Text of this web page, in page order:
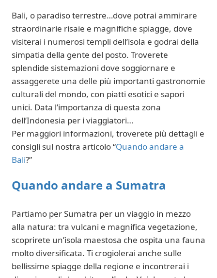
Bali, o paradiso terrestre…dove potrai ammirare
straordinarie risaie e magnifiche spiagge, dove
visiterai i numerosi templi dell’isola e godrai della
simpatia della gente del posto. Troverete
splendide sistemazioni dove soggiornare e
assaggerete una delle più importanti gastronomie
culturali del mondo, con piatti esotici e sapori
unici. Data l’importanza di questa zona
dell’Indonesia per i viaggiatori…
Per maggiori informazioni, troverete più dettagli e
consigli sul nostra articolo “Quando andare a
Bali?”
Quando andare a Sumatra
Partiamo per Sumatra per un viaggio in mezzo
alla natura: tra vulcani e magnifica vegetazione,
scoprirete un’isola maestosa che ospita una fauna
molto diversificata. Ti crogiolerai anche sulle
bellissime spiagge della regione e incontrerai i